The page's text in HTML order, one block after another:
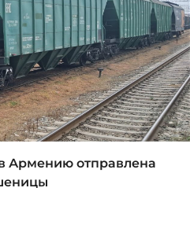
Армению отправлена